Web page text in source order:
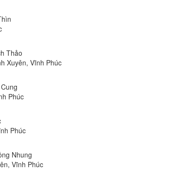
Thảo
Xuyên, Vĩnh Phúc
Phúc
Phúc
Nhung
Vĩnh Phúc